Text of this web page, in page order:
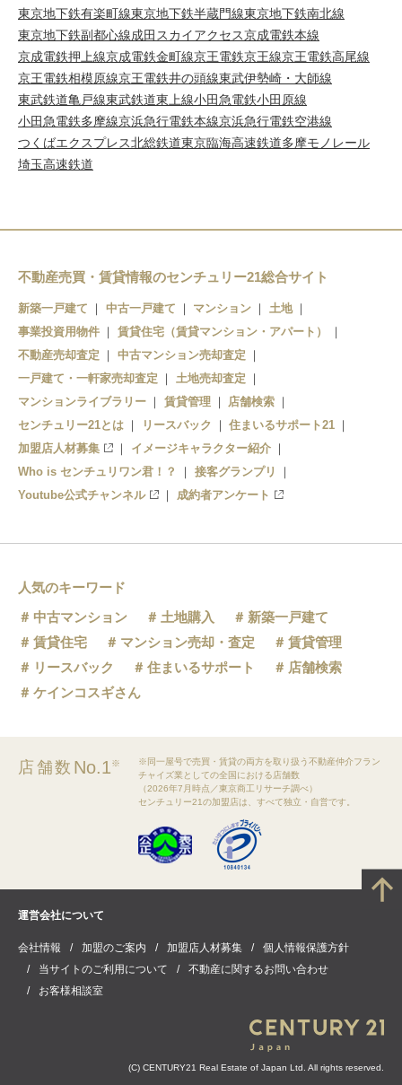
東京地下鉄有楽町線東京地下鉄半蔵門線東京地下鉄南北線
東京地下鉄副都心線成田スカイアクセス京成電鉄本線
京成電鉄押上線京成電鉄金町線京王電鉄京王線京王電鉄高尾線
京王電鉄相模原線京王電鉄井の頭線東武伊勢崎・大師線
東武鉄道亀戸線東武鉄道東上線小田急電鉄小田原線
小田急電鉄多摩線京浜急行電鉄本線京浜急行電鉄空港線
つくばエクスプレス北総鉄道東京臨海高速鉄道多摩モノレール
埼玉高速鉄道
不動産売買・賃貸情報のセンチュリー21総合サイト
新築一戸建て 中古一戸建て マンション
土地
事業投資用物件
賃貸住宅（賃貸マンション・アパート）
不動産売却査定
中古マンション売却査定
一戸建て・一軒家売却査定
土地売却査定
マンションライブラリー
賃貸管理
店舗検索
センチュリー21とは
リースバック
住まいるサポート21
加盟店人材募集
イメージキャラクター紹介
Who is センチュリワン君！？
接客グランプリ
Youtube公式チャンネル
成約者アンケート
人気のキーワード
中古マンション
土地購入
新築一戸建て
賃貸住宅
マンション売却・査定
賃貸管理
リースバック
住まいるサポート
店舗検索
ケインコスギさん
店舗数 No.1※
※同一屋号で売買・賃貸の両方を取り扱う不動産仲介フラン
チャイズ業としての全国における店舗数
（2026年7月時点／東京商工リサーチ調べ）
センチュリー21の加盟店は、すべて独立・自営です。
運営会社について
会社情報 加盟のご案内 加盟店人材募集
個人情報保護方針
当サイトのご利用について
不動産に関するお問い合わせ
お客様相談室
(C) CENTURY21 Real Estate of Japan Ltd. All rights reserved.